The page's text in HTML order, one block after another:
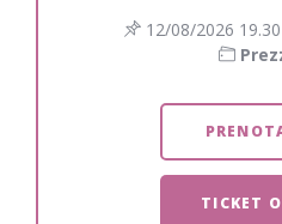
12/08/2026
TICKET